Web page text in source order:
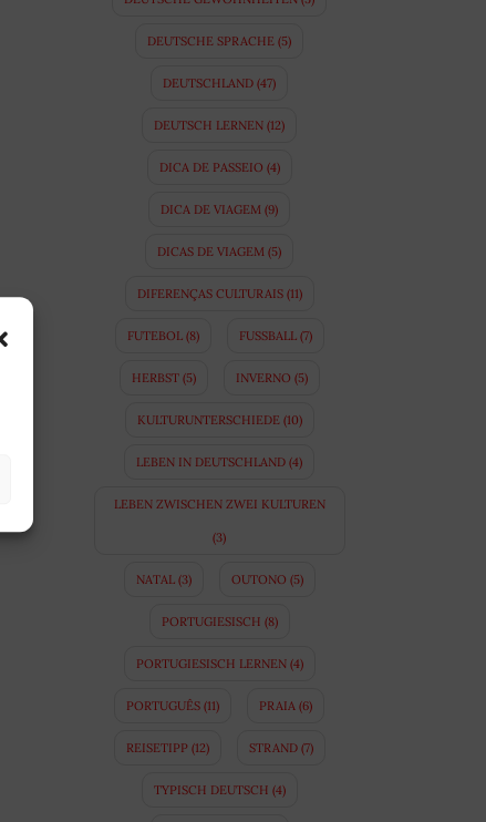
DEUTSCHE SPRACHE (5)
DEUTSCHLAND (47)
DEUTSCH LERNEN (12)
DICA DE PASSEIO (4)
DICA DE VIAGEM (9)
DICAS DE VIAGEM (5)
DIFERENÇAS CULTURAIS(11)
FUTEBOL(8) FUSSBALL (7)
HERBST(5) INVERNO (5)
KULTURUNTERSCHIEDE(10)
LEBEN IN DEUTSCHLAND (4)
LEBEN ZWISCHEN ZWEI KULTUREN
(3)
NATAL(3) OUTONO (5)
PORTUGIESISCH (8)
PORTUGIESISCH LERNEN(4)
PORTUGUÊS (11) PRAIA (6)
REISETIPP(12) STRAND(7)
TYPISCH DEUTSCH (4)